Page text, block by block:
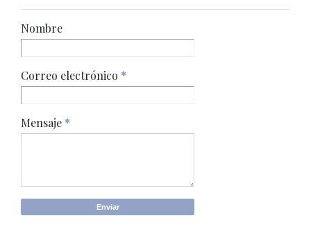
Nombre
Correo electrónico *
Mensaje *